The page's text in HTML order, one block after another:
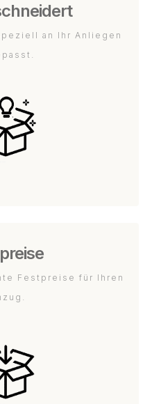
an Ihr Anliegen
Festpreise für Ihren